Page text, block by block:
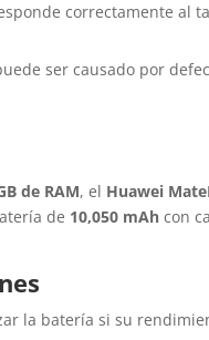
correctamente al
ser causado por
de RAM, el Huawei
de 10,050 mAh con
la batería si su